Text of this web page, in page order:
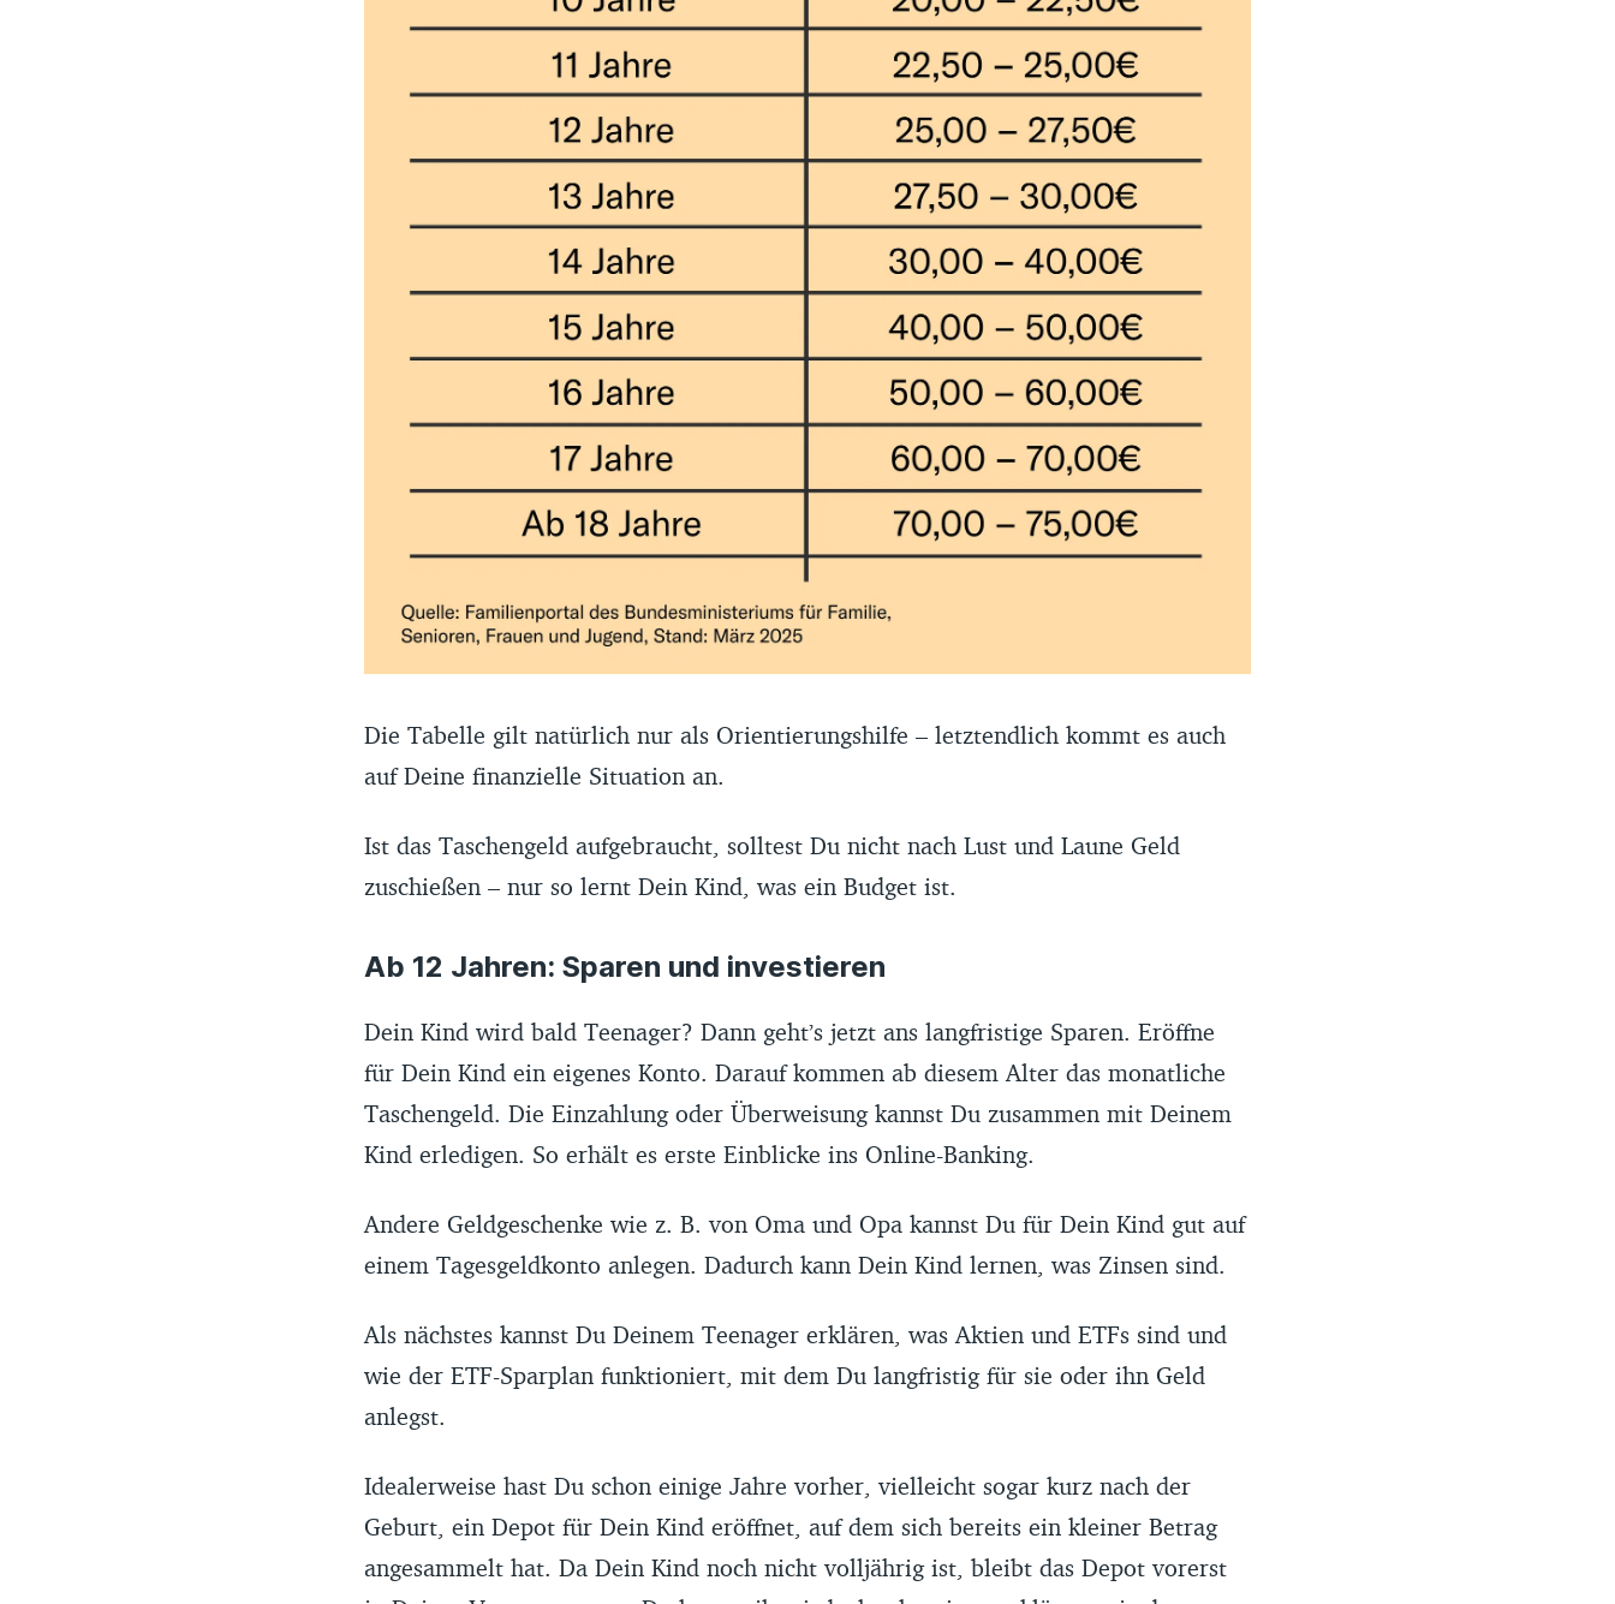
Die Tabelle gilt natürlich nur als Orientierungshilfe – letztendlich kommt es auch
auf Deine finanzielle Situation an.
Ist das Taschengeld aufgebraucht, solltest Du nicht nach Lust und Laune Geld
zuschießen – nur so lernt Dein Kind, was ein Budget ist.
Ab 12 Jahren: Sparen und investieren
Dein Kind wird bald Teenager? Dann geht’s jetzt ans langfristige Sparen. Eröffne
für Dein Kind ein eigenes Konto. Darauf kommen ab diesem Alter das monatliche
Taschengeld. Die Einzahlung oder Überweisung kannst Du zusammen mit Deinem
Kind erledigen. So erhält es erste Einblicke ins Online-Banking.
Andere Geldgeschenke wie z. B. von Oma und Opa kannst Du für Dein Kind gut auf
einem Tagesgeldkonto anlegen. Dadurch kann Dein Kind lernen, was Zinsen sind.
Als nächstes kannst Du Deinem Teenager erklären, was Aktien und ETFs sind und
wie der ETF-Sparplan funktioniert, mit dem Du langfristig für sie oder ihn Geld
anlegst.
Idealerweise hast Du schon einige Jahre vorher, vielleicht sogar kurz nach der
Geburt, ein Depot für Dein Kind eröffnet, auf dem sich bereits ein kleiner Betrag
angesammelt hat. Da Dein Kind noch nicht volljährig ist, bleibt das Depot vorerst